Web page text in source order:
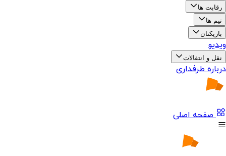
رقابت ها
تیم ها
بازیکنان
ویدیو
نقل و انتقالات
درباره طرفداری
صفحه اصلی